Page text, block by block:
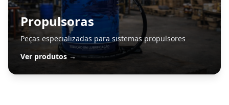
Propulsoras
Peças especializadas para sistemas propulsores
Ver produtos →